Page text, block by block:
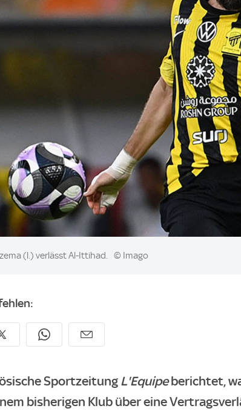
(l.) verlässt Al-Ittihad. © Imago
Sportzeitung L'Equipeberichtet,
bisherigen Klub über eine